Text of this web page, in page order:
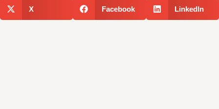
X Facebook LinkedIn